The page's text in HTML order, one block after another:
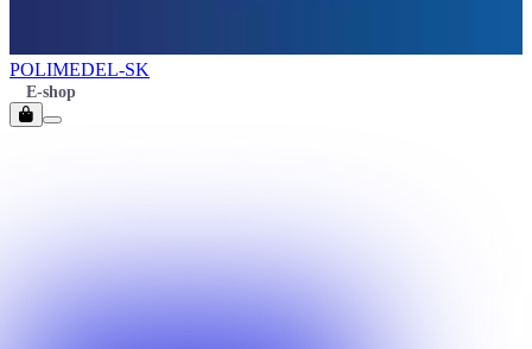
POLIMEDEL-SK
E-shop